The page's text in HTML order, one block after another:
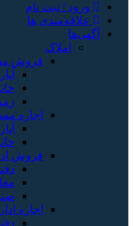
ورود / ثبت نام
علاقه‌مندی ها
آگهی‌ها
املاک
فروش
اجاره
فروش
اجاره